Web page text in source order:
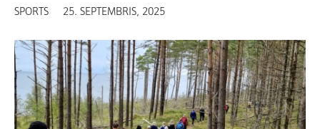
SPORTS 25. SEPTEMBRIS, 2025